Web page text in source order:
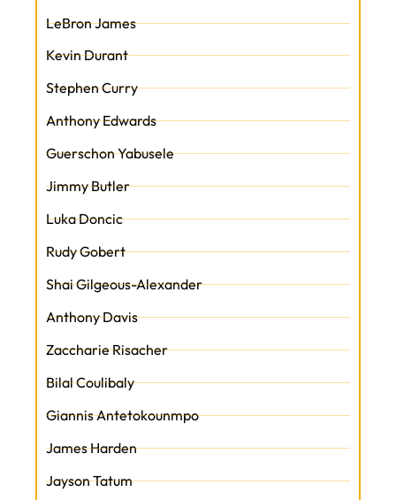
LeBron James
Kevin Durant
Stephen Curry
Anthony Edwards
Guerschon Yabusele
Jimmy Butler
Luka Doncic
Rudy Gobert
Shai Gilgeous-Alexander
Anthony Davis
Zaccharie Risacher
Bilal Coulibaly
Giannis Antetokounmpo
James Harden
Jayson Tatum